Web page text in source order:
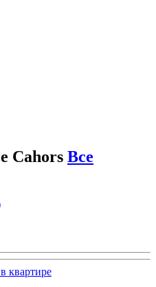
Cahors Все
квартире